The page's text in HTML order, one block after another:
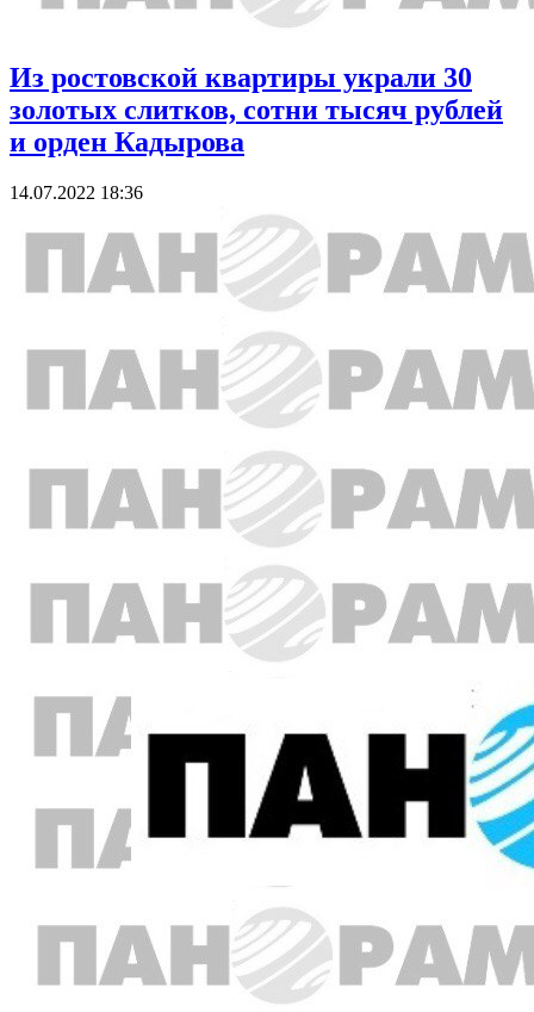
Из ростовской квартиры украли 30
золотых слитков, сотни тысяч рублей
и орден Кадырова
14.07.2022 18:36